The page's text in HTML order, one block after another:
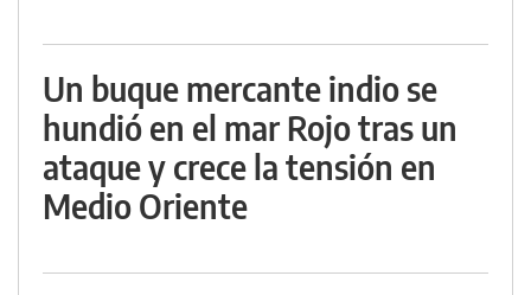
Un buque mercante indio se
hundió en el mar Rojo tras un
ataque y crece la tensión en
Medio Oriente